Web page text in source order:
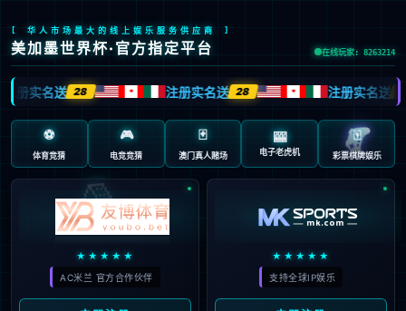
404
页面未找到
抱歉…您访问的地址不存在